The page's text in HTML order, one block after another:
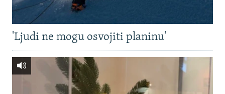
'Ljudi ne mogu osvojiti planinu'